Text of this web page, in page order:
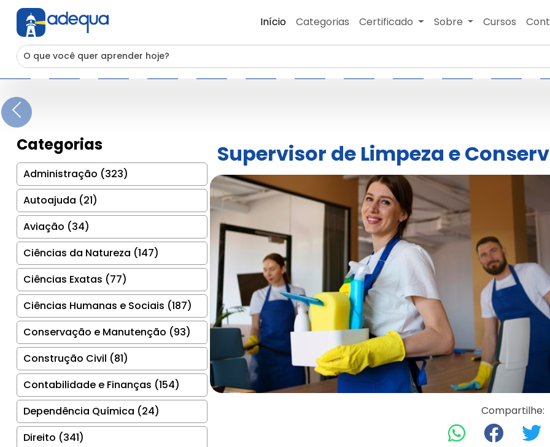
Início Categorias Certificado Sobre Cursos
Previous
Categorias
Administração (323)
Autoajuda (21)
Aviação (34)
Ciências da Natureza (147)
Ciências Exatas (77)
Ciências Humanas e Sociais (187)
Conservação e Manutenção (93)
Construção Civil (81)
Contabilidade e Finanças (154)
Dependência Química (24)
Direito (341)
Supervisor de Limpeza e
Compartilhe: